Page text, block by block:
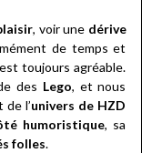
, voir une dérive
de temps et
toujours agréable.
des Lego, et nous
de l’univers de HZD
humoristique, sa
folles.